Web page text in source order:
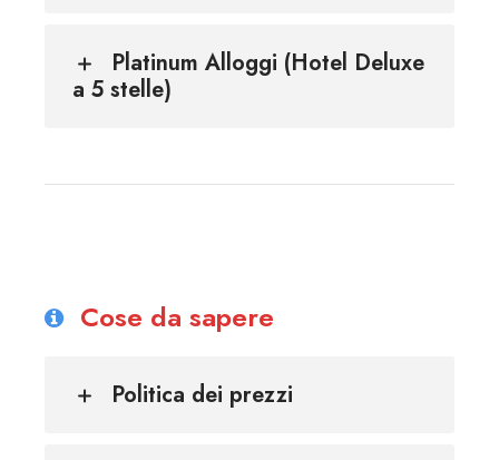
Platinum Alloggi (Hotel Deluxe
a 5 stelle)
Cose da sapere
Politica dei prezzi